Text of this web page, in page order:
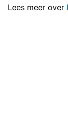
Lees meer over